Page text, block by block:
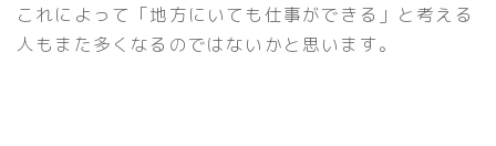
これによって「地方にいても仕事ができる」と考える
人もまた多くなるのではないかと思います。